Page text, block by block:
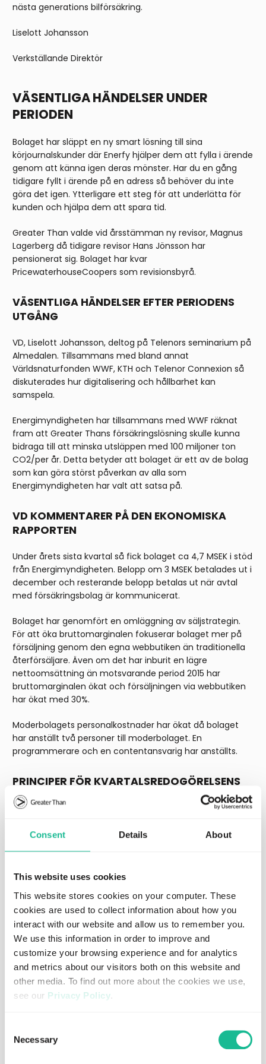
Consent Details About
This website uses cookies
This website stores cookies on your computer. These
cookies are used to collect information about how you
interact with our website and allow us to remember you.
We use this information in order to improve and
customize your browsing experience and for analytics
and metrics about our visitors both on this website and
other media. To find out more about the cookies we use,
see our Privacy Policy.
you visit this website. A single cookie will be used in your
browser to remember your preference not to be tracked.
Selection
Necessary
nästa generations bilförsäkring.
Liselott Johansson
Verkställande Direktör
VÄSENTLIGA HÄNDELSER UNDER
PERIODEN
Bolaget har släppt en ny smart lösning till sina
körjournalskunder där Enerfy hjälper dem att fylla i ärende
genom att känna igen deras mönster. Har du en gång
tidigare fyllt i ärende på en adress så behöver du inte
göra det igen. Ytterligare ett steg för att underlätta för
kunden och hjälpa dem att spara tid.
Greater Than valde vid årsstämman ny revisor, Magnus
Lagerberg då tidigare revisor Hans Jönsson har
pensionerat sig. Bolaget har kvar
PricewaterhouseCoopers som revisionsbyrå.
VÄSENTLIGA HÄNDELSER EFTER PERIODENS
UTGÅNG
VD, Liselott Johansson, deltog på Telenors seminarium på
Almedalen. Tillsammans med bland annat
Världsnaturfonden WWF, KTH och Telenor Connexion så
diskuterades hur digitalisering och hållbarhet kan
samspela.
Energimyndigheten har tillsammans med WWF räknat
fram att Greater Thans försäkringslösning skulle kunna
bidraga till att minska utsläppen med 100 miljoner ton
CO2/per år. Detta betyder att bolaget är ett av de bolag
som kan göra störst påverkan av alla som
Energimyndigheten har valt att satsa på.
VD KOMMENTARER PÅ DEN EKONOMISKA
RAPPORTEN
Under årets sista kvartal så fick bolaget ca 4,7 MSEK i stöd
från Energimyndigheten. Belopp om 3 MSEK betalades ut i
december och resterande belopp betalas ut när avtal
med försäkringsbolag är kommunicerat.
Bolaget har genomfört en omläggning av säljstrategin.
För att öka bruttomarginalen fokuserar bolaget mer på
försäljning genom den egna webbutiken än traditionella
återförsäljare. Även om det har inburit en lägre
nettoomsättning än motsvarande period 2015 har
bruttomarginalen ökat och försäljningen via webbutiken
har ökat med 30%.
Moderbolagets personalkostnader har ökat då bolaget
har anställt två personer till moderbolaget. En
programmerare och en contentansvarig har anställts.
PRINCIPER FÖR KVARTALSREDOGÖRELSENS
UPPRÄTTANDE
och Bokföringsnämndens Allmänna Råd BFNAR 2012:1 (K3).
Redogörelsen har upprättats i enlighet med villkoren för
Apportemission vid bolagets bildande redovisas till verkligt
värde.
Koncern
Eftersom dotterbolaget Greater Than S.A. och dess
svenska dotterbolag Greater Than Svenska AB har
förvärvats av Greater Than AB och utgör ett
bestämmande inflytande upprättas koncernredovisning
på historiska värden.